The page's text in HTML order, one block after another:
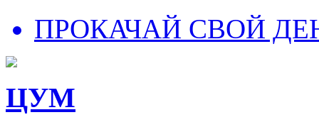
ПРОКАЧАЙ СВОЙ
ЦУМ